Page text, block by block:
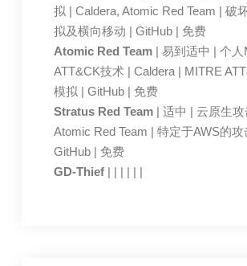
拟 | Caldera, Atomic Red Team | 破
拟及横向移动 | GitHub | 免费
Atomic Red Team| 易到适中 | 个人
ATT&CK技术 | Caldera | MITRE
模拟 | GitHub | 免费
Stratus Red Team| 适中 | 云原生攻
Atomic Red Team | 特定于AWS的攻
GitHub | 免费
GD-Thief| | | | | |